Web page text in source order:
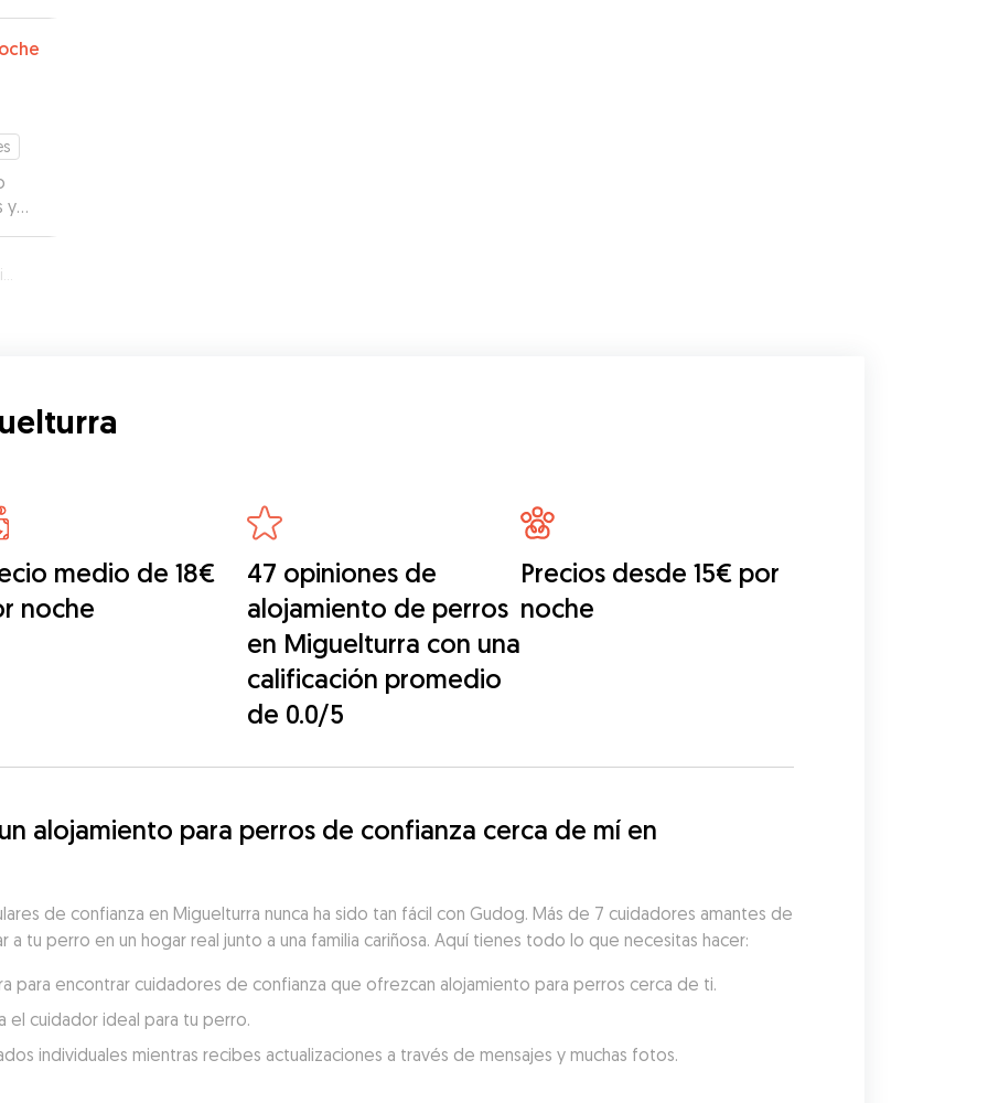
”
y
medio de 18€
noche
47 opiniones de
alojamiento de perros
en Miguelturra con una
calificación promedio
de 0.0/5
Precios desde 15€ por
noche
alojamiento para perros de confianza cerca de mí en
de confianza en Miguelturra nunca ha sido tan fácil con Gudog. Más de 7 cuidadores amantes de
tu perro en un hogar real junto a una familia cariñosa. Aquí tienes todo lo que necesitas hacer:
para encontrar cuidadores de confianza que ofrezcan alojamiento para perros cerca de ti.
el cuidador ideal para tu perro.
individuales mientras recibes actualizaciones a través de mensajes y muchas fotos.